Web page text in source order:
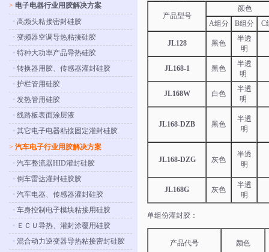
> 电子电器行业用胶解决方案
• 高频头粘接密封硅胶
• 变频器空调导热粘接硅胶
• 特种大功率产品导热硅胶
• 转换器用胶、传感器灌封硅胶
• 护栏管用硅胶
• 发热管用硅胶
• 线路板表面涂层液
• 其它电子电器粘接固定灌封硅胶
> 汽车电子行业用胶解决方案
• 汽车整流器HID灌封硅胶
• 倒车雷达灌封硅胶胶
• 汽车电器、传感器灌封硅胶
• 车身控制电子模块粘接用硅胶
• ＥＣＵ导热、灌封涂覆用硅胶
• 混合动力逆变器导热粘接密封硅胶
产品型号
颜色
A组分
B组分 C
JL128 黑色
半透
明
JL168-1 黑色
半透
明
JL168W 白色
半透
明
JL168-DZB 黑色
半透
明
JL168-DZG 灰色
半透
明
JL168G 灰色
半透
明
单组份灌封胶：
产品代号 颜色